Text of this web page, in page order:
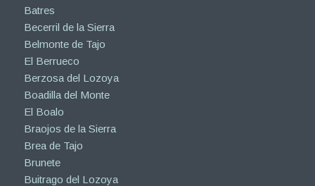
Batres
Becerril de la Sierra
Belmonte de Tajo
El Berrueco
Berzosa del Lozoya
Boadilla del Monte
El Boalo
Braojos de la Sierra
Brea de Tajo
Brunete
Buitrago del Lozoya